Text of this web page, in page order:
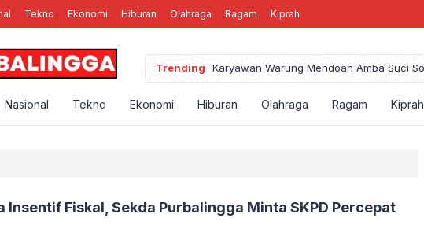
Tekno Ekonomi Hiburan Olahraga Ragam Kiprah
Trending
Purbalingga
Nasional Tekno Ekonomi Hiburan Olahraga Ragam Kiprah
Insentif Fiskal, Sekda Purbalingga Minta SKPD Percepat